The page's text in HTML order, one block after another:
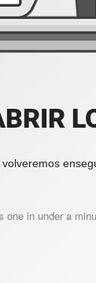
one in under a